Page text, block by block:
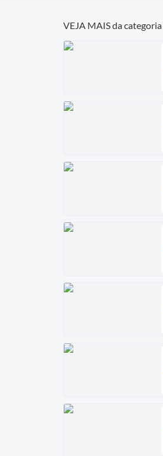
VEJA MAIS da categoria